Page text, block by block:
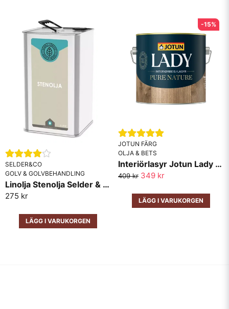
SELDER&CO
GOLV & GOLVBEHANDLING
Linolja Stenolja Selder & Co
275 kr
LÄGG I VARUKORGEN
JOTUN FÄRG
OLJA & BETS
Interiörlasyr Jotun Lady Pure Nature
409 kr 349 kr
LÄGG I VARUKORGEN
-15%